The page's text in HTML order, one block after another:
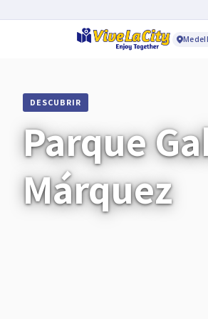
DESCUBRIR
Parque
Márquez